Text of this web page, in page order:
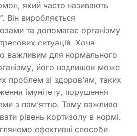
який часто називають
Він виробляється
та допомагає організму
ситуацій. Хоча
важливим для нормального
його надлишок може
проблем зі здоров’ям, таких
імунітету, порушення
з пам’яттю. Тому важливо
рівень кортизолу в нормі.
ефективні способи